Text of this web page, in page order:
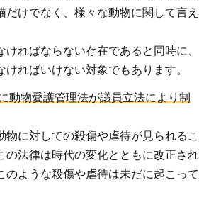
だけでなく、様々な動物に関して言え
ければならない存在であると同時に、
ければいけない対象でもあります。
動物愛護管理法が議員立法により制
物に対しての殺傷や虐待が見られるこ
の法律は時代の変化とともに改正され
のような殺傷や虐待は未だに起こって